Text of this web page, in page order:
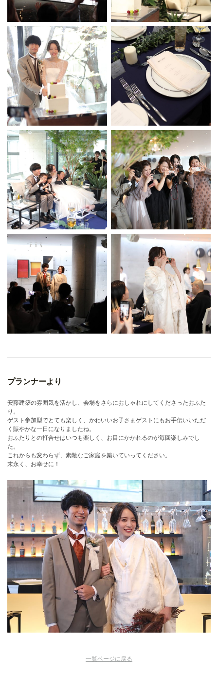
プランナーより
安藤建築の雰囲気を活かし、会場をさらにおしゃれにしてくださったおふた
り。
ゲスト参加型でとても楽しく、かわいいお子さまゲストにもお手伝いいただ
く賑やかな一日になりましたね。
おふたりとの打合せはいつも楽しく、お目にかかれるのが毎回楽しみでし
た。
これからも変わらず、素敵なご家庭を築いていってください。
末永く、お幸せに！
一覧ページに戻る